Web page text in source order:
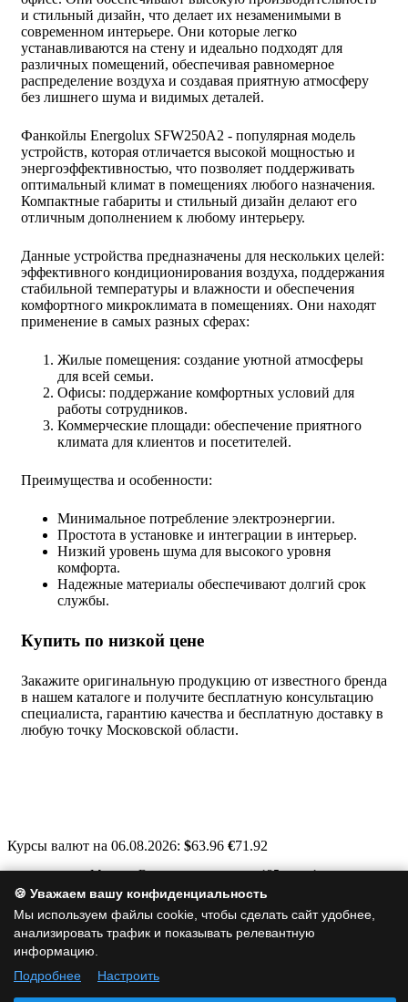
и стильный дизайн, что делает их незаменимыми в
современном интерьере. Они которые легко
устанавливаются на стену и идеально подходят для
различных помещений, обеспечивая равномерное
распределение воздуха и создавая приятную атмосферу
без лишнего шума и видимых деталей.
Фанкойлы Energolux SFW250A2 - популярная модель
устройств, которая отличается высокой мощностью и
энергоэффективностью, что позволяет поддерживать
оптимальный климат в помещениях любого назначения.
Компактные габариты и стильный дизайн делают его
отличным дополнением к любому интерьеру.
Данные устройства предназначены для нескольких целей:
эффективного кондиционирования воздуха, поддержания
стабильной температуры и влажности и обеспечения
комфортного микроклимата в помещениях. Они находят
применение в самых разных сферах:
Жилые помещения: создание уютной атмосферы
для всей семьи.
Офисы: поддержание комфортных условий для
работы сотрудников.
Коммерческие площади: обеспечение приятного
климата для клиентов и посетителей.
Преимущества и особенности:
Минимальное потребление электроэнергии.
Простота в установке и интеграции в интерьер.
Низкий уровень шума для высокого уровня
комфорта.
Надежные материалы обеспечивают долгий срок
службы.
Купить по низкой цене
Закажите оригинальную продукцию от известного бренда
в нашем каталоге и получите бесплатную консультацию
специалиста, гарантию качества и бесплатную доставку в
любую точку Московской области.
Курсы валют на 06.08.2026: $63.96 €71.92
Москва, Варшавское шоссе, д. 125, стр. 1
info@a-clim.ru
+7 (495) 128-19-35
Политика обработки персональных данных
использования cookie
| Согласие на обработку персональных
🍪 Уважаем вашу конфиденциальность
Мы используем файлы cookie, чтобы сделать сайт удобнее,
анализировать трафик и показывать релевантную
информацию.
Подробнее
Настроить